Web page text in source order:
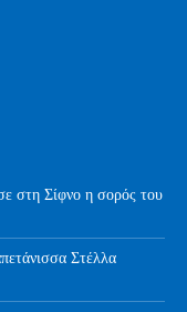
στη Σίφνο η σορός του
Στέλλα